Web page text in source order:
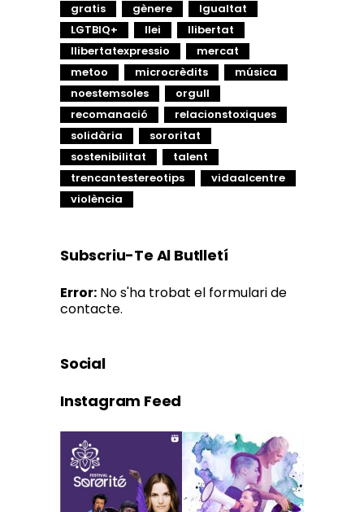
gratis
gènere
Igualtat
LGTBIQ+
llei
llibertat
llibertatexpressio
mercat
metoo
microcrèdits
música
noestemsoles
orgull
recomanació
relacionstoxiques
solidària
sororitat
sostenibilitat
talent
trencantestereotips
vidaalcentre
violència
Subscriu-Te Al Butlletí
Error: No s'ha trobat el formulari de
contacte.
Social
Instagram Feed